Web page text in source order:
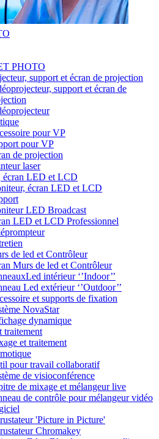
PHOTO
support et écran de projection
support et écran de
pour VP
pour VP
de projection
laser
écran LED et LCD
écran LED et LCD
LED Broadcast
LED et LCD Professionnel
de led et Contrôleur
Murs de led et Contrôleur
intérieur ‘’Indoor’’
Led extérieur ‘’Outdoor’’
et supports de fixation
NovaStar
dynamique
traitement
et traitement
pour travail collaboratif
de visioconférence
de mixage et mélangeur live
de contrôle pour mélangeur vidéo
'Picture in Picture'
Chromakey